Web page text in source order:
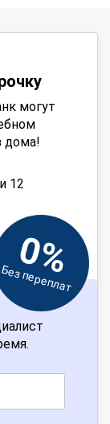
могут
дома!
12
0%
Без переплат